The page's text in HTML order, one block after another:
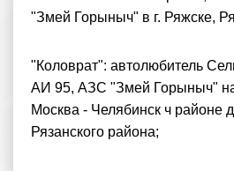
"Змей Горыныч" в г. Ряжске,
"Коловрат": автолюбитель
АИ 95, АЗС "Змей Горыныч"
Москва - Челябинск ч районе
Рязанского района;